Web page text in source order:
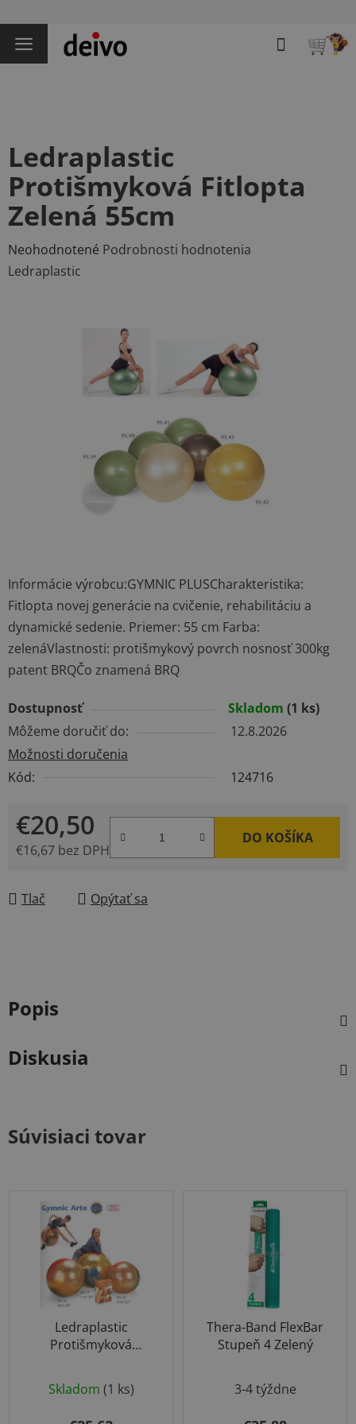
na
obsah
Hľadať
Informácie výrobcu:GYMNIC PLUSCharakteristika:
Fitlopta novej generácie na cvičenie, rehabilitáciu a
dynamické sedenie. Priemer: 55 cm Farba:
zelenáVlastnosti: protišmykový povrch nosnosť 300kg
patent BRQČo znamená BRQ
Dostupnosť Skladom (1 ks)
Môžeme doručiť do:
12.8.2026
Možnosti doručenia
Kód:
124716
€20,50
€16,67 bez DPH
DO KOŠÍKA
Tlač Opýtať sa
Ledraplastic
Protišmyková Fitlopta
Zelená 55cm
Priemerné
hodnotenie
Neohodnotené Podrobnosti hodnotenia
Ledraplastic
Popis
Diskusia
Súvisiaci tovar
Ledraplastic
Protišmyková
Skladom (1 ks)
Thera-Band FlexBar
Stupeň 4 Zelený
hodnotenie
produktu
3-4 týždne